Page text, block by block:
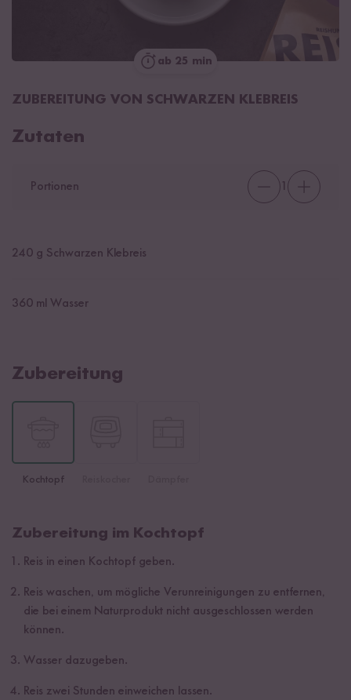
ab 25 min
ZUBEREITUNG VON SCHWARZEN KLEBREIS
Zutaten
Portionen 1
240 g Schwarzen Klebreis
360 ml Wasser
Zubereitung
Kochtopf
Zubereitung im Kochtopf
Reis in einen Kochtopf geben.
Reis waschen, um mögliche Verunreinigungen zu entfernen,
die bei einem Naturprodukt nicht ausgeschlossen werden
können.
Wasser dazugeben.
Reis zwei Stunden einweichen lassen.